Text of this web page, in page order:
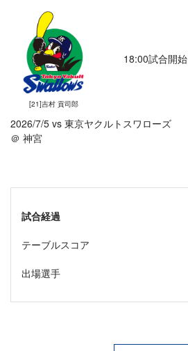
[21]吉村 貢司郎
18:00試合開始
2026/7/5 vs 東京ヤクルトスワローズ
＠ 神宮
試合経過
テーブルスコア
出場選手